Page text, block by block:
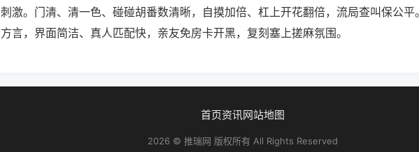
刺激。门清、清一色、碰碰胡番数清晰，自摸加倍、杠上开花翻倍，流局查叫保公平
方言，界面简洁、真人匹配快，亲友免房卡开黑，复刻塞上搓麻氛围。
首页资讯网站地图
2026 © 推瑞网 版权所有 All Rights Reserved